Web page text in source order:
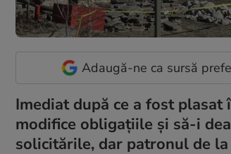
Adaugă-ne ca sursă
Imediat după ce a fost
modifice obligaţiile şi să-i
solicitările, dar patronul de